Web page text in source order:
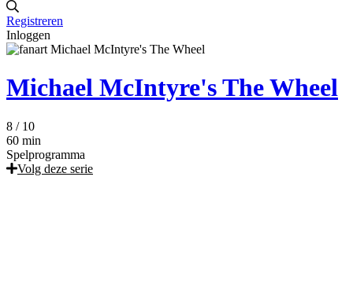
Registreren
Inloggen
Michael McIntyre's The Wheel
8 / 10
60 min
Spelprogramma
Volg deze serie